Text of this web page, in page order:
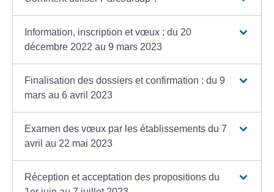
Information, inscription et vœux : du 20
décembre 2022 au 9 mars 2023
Finalisation des dossiers et confirmation : du 9
mars au 6 avril 2023
Examen des vœux par les établissements du 7
avril au 22 mai 2023
Réception et acceptation des propositions du